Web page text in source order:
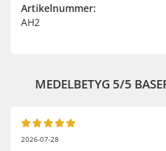
Artikelnummer:
AH2
MEDELBETYG 5/5
2026-07-28